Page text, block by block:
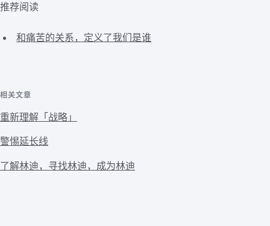
推荐阅读
和痛苦的关系，定义了我们是谁
相关文章
重新理解「战略」
警惕延长线
了解林迪，寻找林迪，成为林迪